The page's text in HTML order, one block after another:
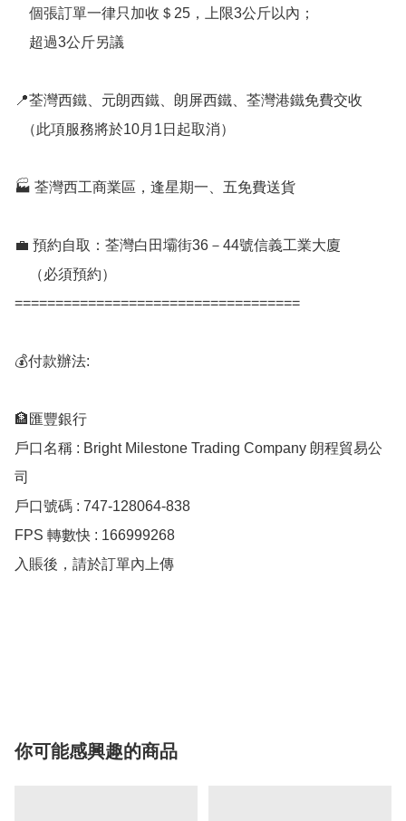
📍荃灣西鐵、元朗西鐵、朗屏西鐵、荃灣港鐵免費交收
🏭 荃灣西工商業區，逢星期一、五免費送貨
💼 預約自取：荃灣白田壩街36－44號信義工業大廈
===================================
💰付款辦法:
🏦匯豐銀行
戶口名稱 : Bright Milestone Trading Company 朗程貿易公
司
戶口號碼 : 747-128064-838
FPS 轉數快 : 166999268
入賬後，請於訂單內上傳
你可能感興趣的商品